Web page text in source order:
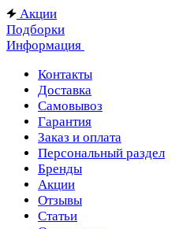
Акции
Подборки
Информация
Контакты
Доставка
Самовывоз
Гарантия
Заказ и оплата
Персональный раздел
Бренды
Акции
Отзывы
Статьи